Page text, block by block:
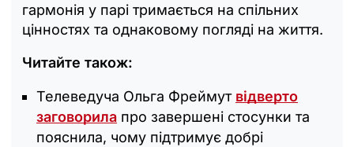
гармонія у парі тримається на спільних
цінностях та однаковому погляді на життя.
Читайте також:
Телеведуча Ольга Фреймут відверто
заговорила про завершені стосунки та
пояснила, чому підтримує добрі